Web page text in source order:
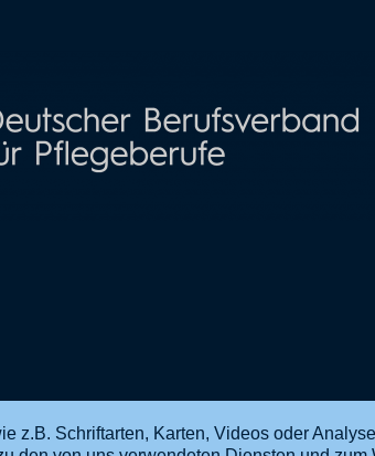
z.B. Schriftarten, Karten, Videos oder